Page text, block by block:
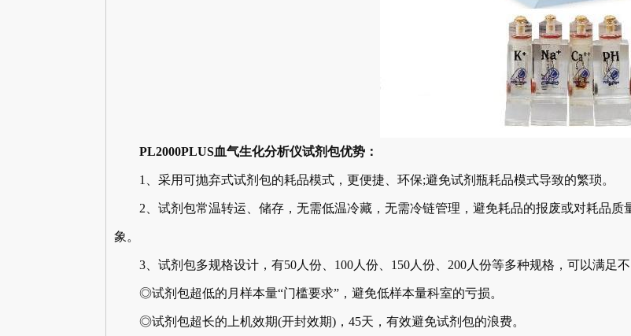
PL2000PLUS血气生化分析仪试剂包优势：
1、采用可抛弃式试剂包的耗品模式，更便捷、环保;避免试剂瓶耗品模式导致的繁琐。
2、试剂包常温转运、储存，无需低温冷藏，无需冷链管理，避免耗品的报废或对耗品质
象。
3、试剂包多规格设计，有50人份、100人份、150人份、200人份等多种规格，可以满足
◎试剂包超低的月样本量“门槛要求”，避免低样本量科室的亏损。
◎试剂包超长的上机效期(开封效期)，45天，有效避免试剂包的浪费。